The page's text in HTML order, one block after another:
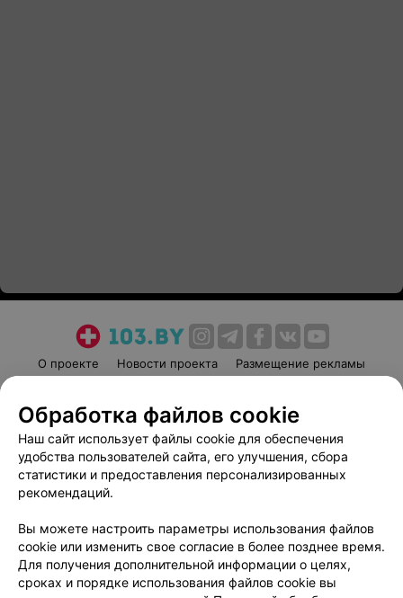
О проекте Новости проекта
Размещение рекламы
Пользовательское соглашение
Способы оплаты
Вакансии
Партнеры
Написать руководителю 103.by
Обработка персональных данных
Обработка файлов cookie
Наш сайт использует файлы cookie для обеспечения
удобства пользователей сайта, его улучшения, сбора
статистики и предоставления персонализированных
рекомендаций.
Вы можете настроить параметры использования файлов
cookie или изменить свое согласие в более позднее время.
Для получения дополнительной информации о целях,
сроках и порядке использования файлов cookie вы